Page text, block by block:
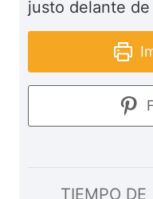
justo delante
TIEMPO DE